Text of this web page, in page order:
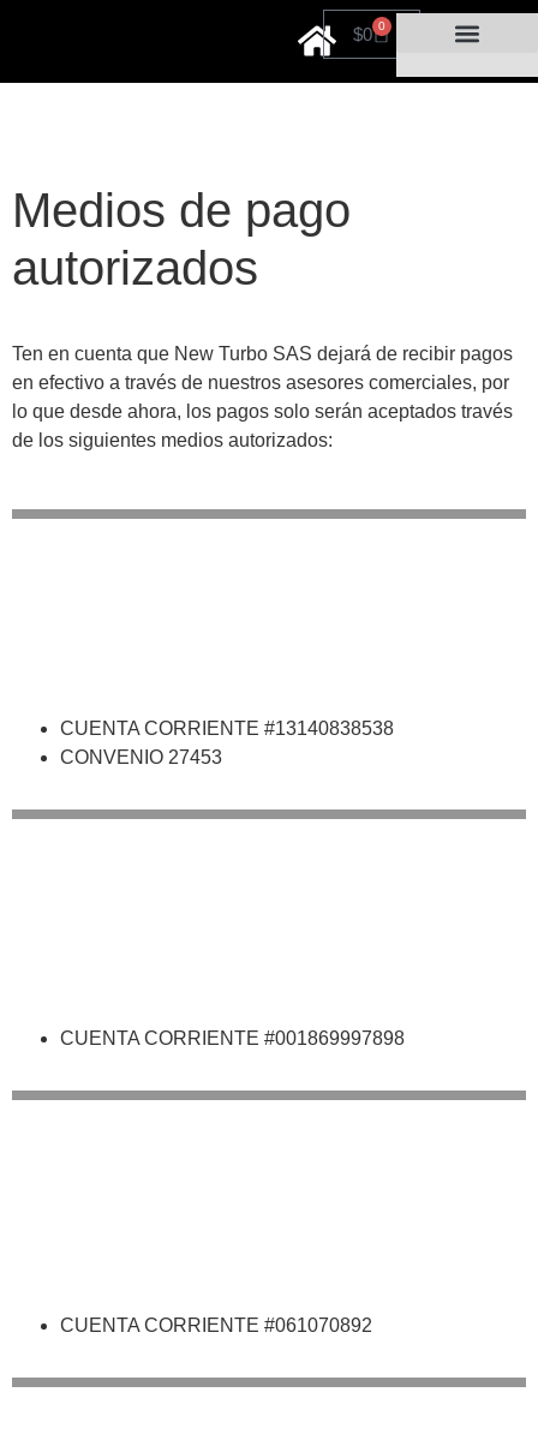
$0 0
Medios de pago
autorizados
Ten en cuenta que New Turbo SAS dejará de recibir pagos
en efectivo a través de nuestros asesores comerciales, por
lo que desde ahora, los pagos solo serán aceptados través
de los siguientes medios autorizados:
CUENTA CORRIENTE #13140838538
CONVENIO 27453
CUENTA CORRIENTE #001869997898
CUENTA CORRIENTE #061070892